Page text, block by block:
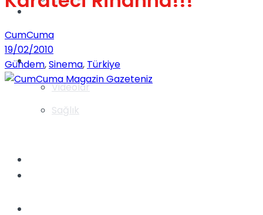
Videolar
Gündem
Yaşam
Sağlık
CumCuma
19/02/2010
Gündem,Sinema, Türkiye